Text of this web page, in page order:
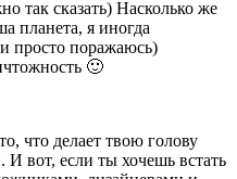
так сказать) Насколько же
планета, я иногда
просто поражаюсь)
🙂
что делает твою голову
И вот, если ты хочешь встать